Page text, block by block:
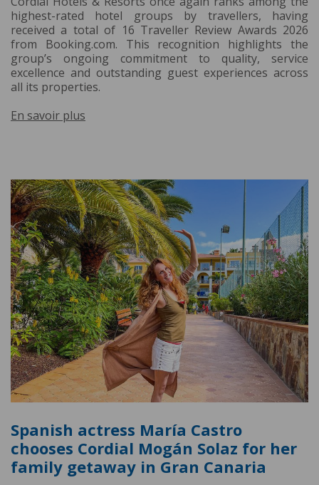
highest-rated hotel groups by travellers, having
received a total of 16 Traveller Review Awards 2026
from Booking.com. This recognition highlights the
group’s ongoing commitment to quality, service
excellence and outstanding guest experiences across
all its properties.
En savoir plus
Spanish actress María Castro
chooses Cordial Mogán Solaz for her
family getaway in Gran Canaria